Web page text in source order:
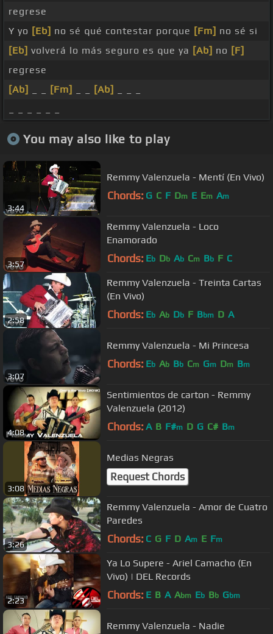
regrese
Y yo [Eb] no sé qué contestar porque [Fm] no sé si
[Eb] volverá lo más seguro es que ya [Ab] no [F]
regrese
[Ab]
[Fm] [Ab]
You may also like to play
3:44
Remmy Valenzuela - Mentí (En Vivo)
Chords: G C F Dm E Em Am
3:57
Remmy Valenzuela - Loco
Enamorado
Chords: Eb Db Ab Cm Bb F C
2:58
Remmy Valenzuela - Treinta Cartas
(En Vivo)
Chords: Eb Ab Db F Bbm D A
3:07
Remmy Valenzuela - Mi Princesa
Chords: Eb Ab Bb Cm Gm Dm Bm
4:08
Sentimientos de carton - Remmy
Valenzuela (2012)
Chords: A B F#m D G C# Bm
3:08
Medias Negras
Request Chords
3:26
Remmy Valenzuela - Amor de Cuatro
Paredes
Chords: C G F D Am E Fm
2:23
Ya Lo Supere - Ariel Camacho (En
Vivo) | DEL Records
Chords: E B A Abm Eb Bb Gbm
Remmy Valenzuela - Nadie